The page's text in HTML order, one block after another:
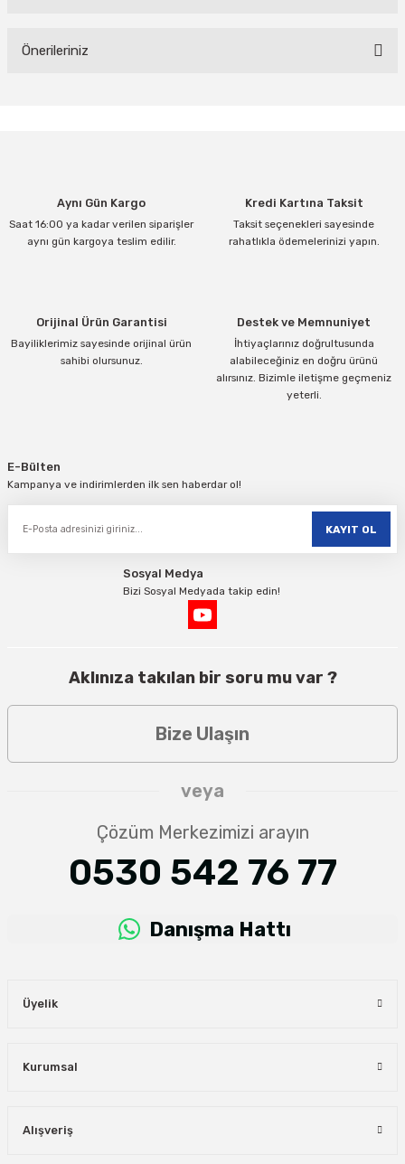
Önerileriniz
Ürün açıklamasında eksik bilgiler bulunuyor.
Ürün bilgilerinde hatalar bulunuyor.
Aynı Gün Kargo
Saat 16:00 ya kadar verilen siparişler
aynı gün kargoya teslim edilir.
Kredi Kartına Taksit
Taksit seçenekleri sayesinde
rahatlıkla ödemelerinizi yapın.
Orijinal Ürün Garantisi
Bayiliklerimiz sayesinde orijinal ürün
sahibi olursunuz.
Destek ve Memnuniyet
İhtiyaçlarınız doğrultusunda
alabileceğiniz en doğru ürünü
alırsınız. Bizimle iletişme geçmeniz
yeterli.
E-Bülten
Kampanya ve indirimlerden ilk sen haberdar ol!
KAYIT OL
Sosyal Medya
Bizi Sosyal Medyada takip edin!
Aklınıza takılan bir soru mu var ?
Bize Ulaşın
veya
Çözüm Merkezimizi arayın
0530 542 76 77
Danışma Hattı
Üyelik
Kurumsal
Alışveriş